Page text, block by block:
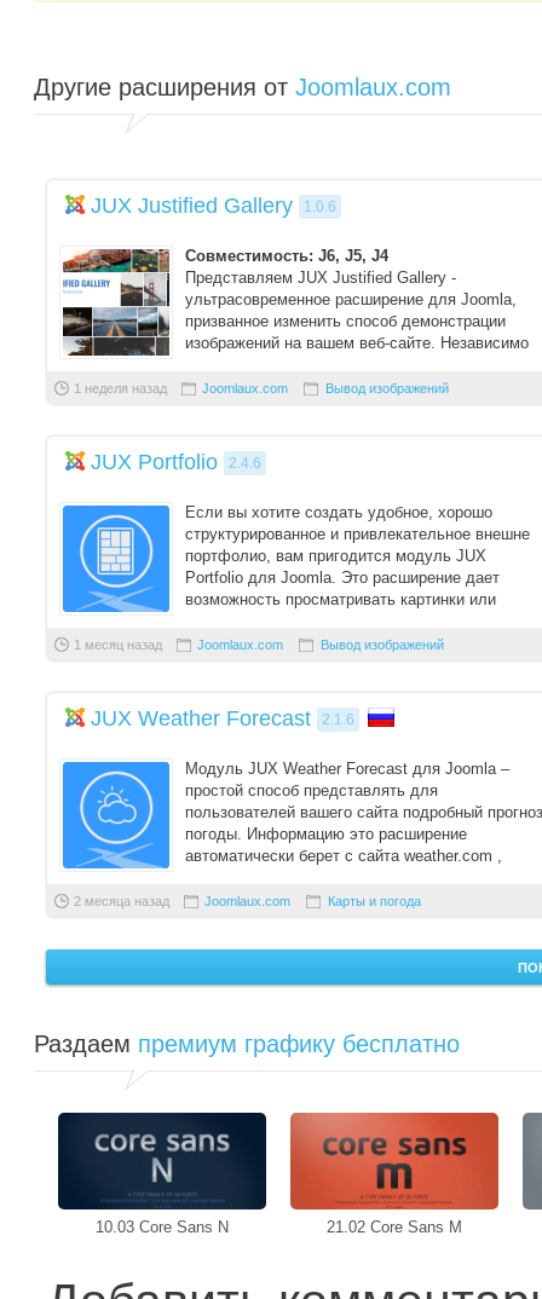
Другие расширения от Joomlaux.com
JUX Justified Gallery 1.0.6
Совместимость: J6, J5, J4
Представляем JUX Justified Gallery -
ультрасовременное расширение для Joomla,
призванное изменить способ демонстрации
изображений на вашем веб-сайте. Независимо
1 неделя назад Joomlaux.com Вывод изображений
JUX Portfolio 2.4.6
Если вы хотите создать удобное, хорошо
структурированное и привлекательное внешне
портфолио, вам пригодится модуль JUX
Portfolio для Joomla. Это расширение дает
возможность просматривать картинки или
1 месяц назад Joomlaux.com Вывод изображений
JUX Weather Forecast 2.1.6
Модуль JUX Weather Forecast для Joomla –
простой способ представлять для
пользователей вашего сайта подробный прогноз
погоды. Информацию это расширение
автоматически берет с сайта weather.com ,
2 месяца назад Joomlaux.com Карты и погода
Раздаем премиум графику бесплатно
10.03 Core Sans N 21.02 Core Sans M